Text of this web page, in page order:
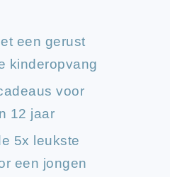
een gerust
kinderopvang
voor
12 jaar
5x leukste
een jongen